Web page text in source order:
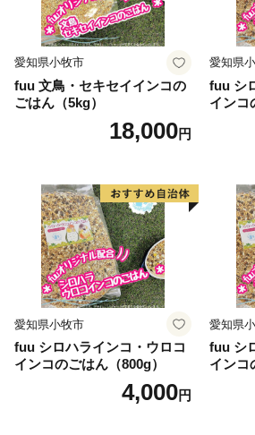
こうした本道ならではの独自性とそ
ら、幅広い方々と力を合わせて、「
道」を目指した取組を進めておりま
税を通じて北海道を応援していただ
愛知県小牧市
fuu 文鳥・セキセイインコの
ごはん（5kg）
18,000円
愛知県
fuu シ
インコ
愛知県小牧市
fuu シロハラインコ・ウロコ
インコのごはん（800g）
4,000円
愛知県
fuu シ
インコ